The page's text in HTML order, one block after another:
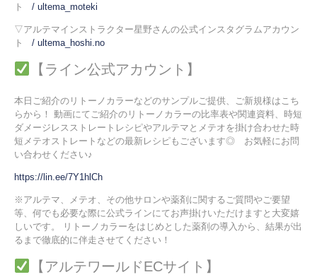
ト
/ ultema_moteki
▽アルテマインストラクター星野さんの公式インスタグラムアカウン
ト
/ ultema_hoshi.no
【ライン公式アカウント】
本日ご紹介のリトーノカラーなどのサンプルご提供、ご新規様はこち
らから！ 動画にてご紹介のリトーノカラーの比率表や関連資料、時短
ダメージレスストレートレシピやアルテマとメテオを掛け合わせた時
短メテオストレートなどの最新レシピもございます◎ お気軽にお問
い合わせください♪
https://lin.ee/7Y1hlCh
※アルテマ、メテオ、その他サロンや薬剤に関するご質問やご要望
等、何でも必要な際に公式ラインにてお声掛けいただけますと大変嬉
しいです。 リトーノカラーをはじめとした薬剤の導入から、結果が出
るまで徹底的に伴走させてください！
【アルテワールドECサイト】